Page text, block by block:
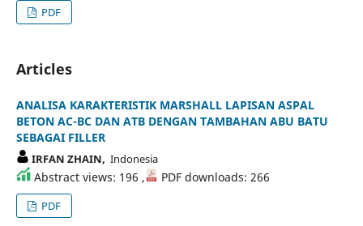
PDF
Articles
ANALISA KARAKTERISTIK MARSHALL LAPISAN ASPAL
BETON AC-BC DAN ATB DENGAN TAMBAHAN ABU BATU
SEBAGAI FILLER
IRFAN ZHAIN, Indonesia
Abstract views: 196 , PDF downloads: 266
PDF